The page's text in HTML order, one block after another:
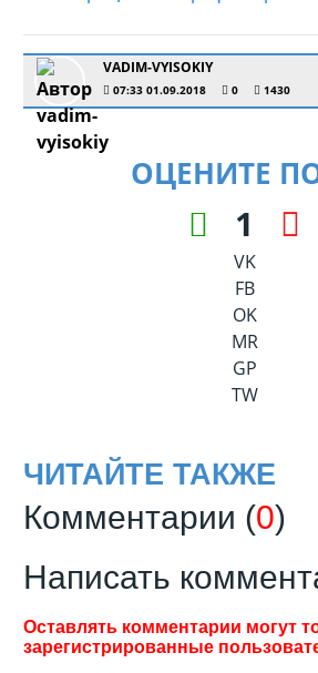
VADIM-VYISOKIY
07:33 01.09.2018 0 1430
ОЦЕНИТЕ
1
VK
FB
OK
MR
GP
TW
ЧИТАЙТЕ ТАКЖЕ
Комментарии (0)
Написать